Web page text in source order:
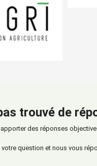
trouvé de
des réponses
question et nous vous